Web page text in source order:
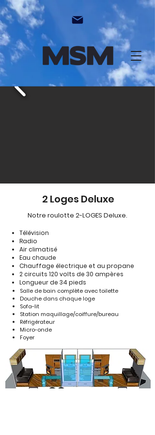
2 Loges Deluxe
Notre roulotte 2-LOGES Deluxe.
Télévision
Radio
Air climatisé
Eau chaude
Chauffage électrique et au propane
2 circuits 120 volts de 30 ampères
Longueur de 34 pieds
Salle de bain complète avec toilette
Douche dans chaque loge
Sofa-lit
Station maquillage/coiffure/bureau
Réfrigérateur
Micro-onde
Foyer